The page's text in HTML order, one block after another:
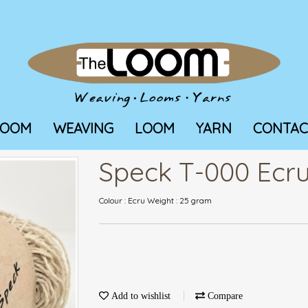
WEAVING LOOM YARN
Speck T-000 Ecru
Colour : Ecru Weight : 25 gram
Add to wishlist Compare